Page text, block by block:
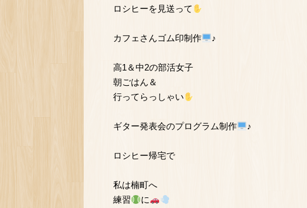
ロシヒーを見送って
カフェさんゴム印制作 ♪
高1＆中2の部活女子
朝ごはん＆
行ってらっしゃい
ギター発表会のプログラム制作 ♪
ロシヒー帰宅で
私は楠町へ
練習
に